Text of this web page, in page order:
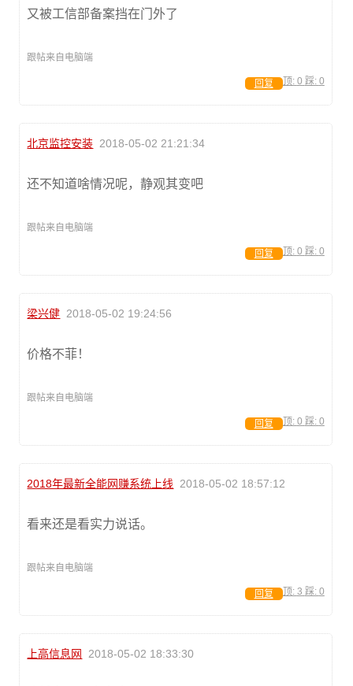
又被工信部备案挡在门外了
跟帖来自电脑端
顶: 0 踩: 0
回复
北京监控安装 2018-05-02 21:21:34
还不知道啥情况呢，静观其变吧
跟帖来自电脑端
顶: 0 踩: 0
回复
梁兴健 2018-05-02 19:24:56
价格不菲！
跟帖来自电脑端
顶: 0 踩: 0
回复
2018年最新全能网赚系统上线 2018-05-02 18:57:12
看来还是看实力说话。
跟帖来自电脑端
顶: 3 踩: 0
回复
上高信息网 2018-05-02 18:33:30